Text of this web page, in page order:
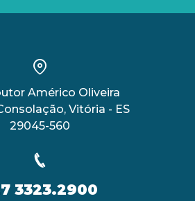
Américo Oliveira
Vitória - ES
29045-560
3323.2900